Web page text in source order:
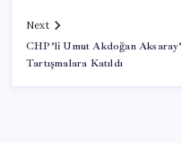
Next
CHP’li Umut Akdoğan
Tartışmalara Katıldı